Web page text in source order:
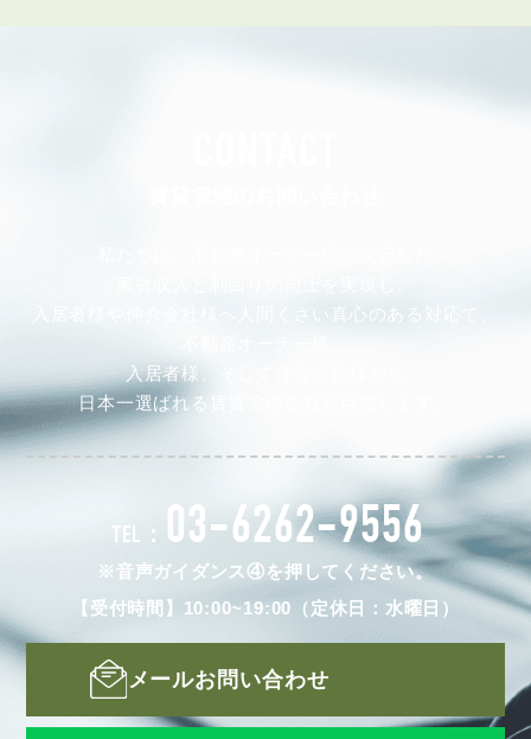
入居者様や仲介会社様へ人間くさい真心のある対応で、
入居者様、そして仲介会社様から
日本一選ばれる賃貸管理会社を目指します。
TEL： 03-6262-9556
※音声ガイダンス④を押してください。
【受付時間】10:00~19:00（定休日：水曜日）
メールお問い合わせ